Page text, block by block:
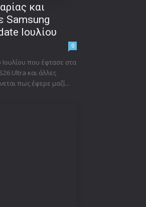
και
Samsung
Ιουλίου
0
που έφτασε στα
Ultra και άλλες
πως έφερε μαζί...